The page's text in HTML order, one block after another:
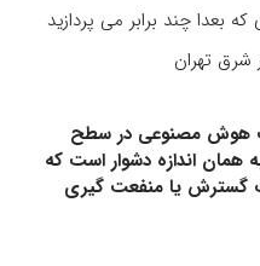
بعدا چند برابر می پردازید
تهران
هوش مصنوعی در سطح
همان اندازه دشوار است که
گسترش یا منفعت گیری